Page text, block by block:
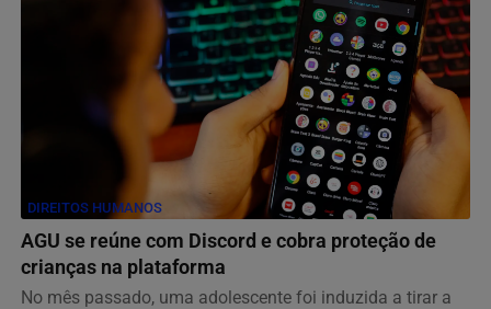
DIREITOS HUMANOS
AGU se reúne com Discord e cobra proteção de
crianças na plataforma
No mês passado, uma adolescente foi induzida a tirar a